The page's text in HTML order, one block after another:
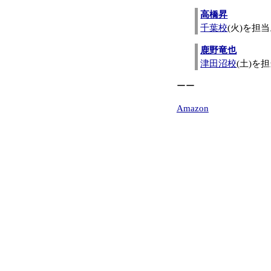
高橋昇
千葉校(火)を担当
鹿野竜也
津田沼校(土)を担
ーー
Amazon